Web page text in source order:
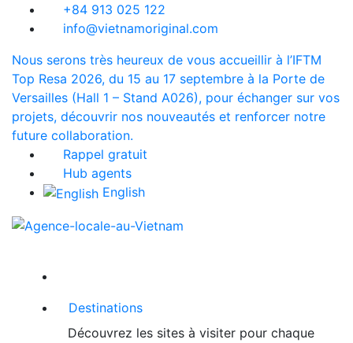
+84 913 025 122
info@vietnamoriginal.com
Nous serons très heureux de vous accueillir à l’IFTM
Top Resa 2026, du 15 au 17 septembre à la Porte de
Versailles (Hall 1 – Stand A026), pour échanger sur vos
projets, découvrir nos nouveautés et renforcer notre
future collaboration.
Rappel gratuit
Hub agents
English
Destinations
Découvrez les sites à visiter pour chaque